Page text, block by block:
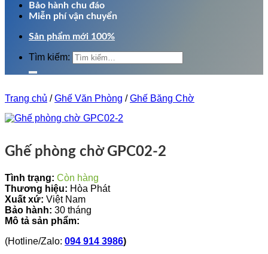
Bảo hành chu đáo
Miễn phí vận chuyển
Sản phẩm mới 100%
Tìm kiếm:
Trang chủ / Ghế Văn Phòng / Ghế Băng Chờ
Ghế phòng chờ GPC02-2
Tình trạng: Còn hàng
Thương hiệu: Hòa Phát
Xuất xứ: Việt Nam
Bảo hành: 30 tháng
Mô tả sản phẩm:
(Hotline/Zalo: 094 914 3986)